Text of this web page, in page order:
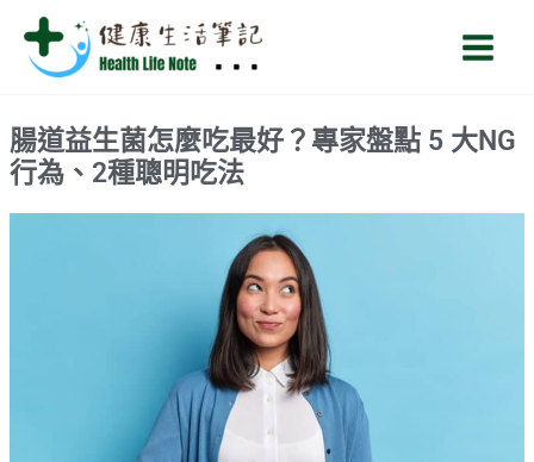
內
容
Main
腸道益生菌怎麼吃最好？專家盤點 5 大NG
行為、2種聰明吃法